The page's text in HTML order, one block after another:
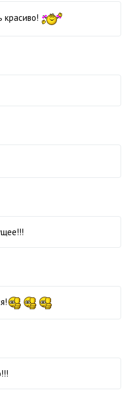
красиво!